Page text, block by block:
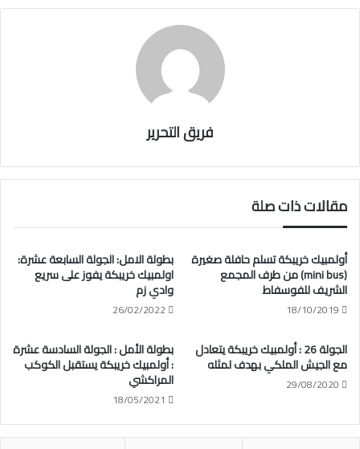
فريق التحرير
مقالات ذات صلة
أولمبيك خريبكة تسلم حافلة صغيرة
(mini bus) من طرف المجمع
الشريف للفوسفاط
18/10/2019
بطولة الامل: الجولة السابعة عشرة:
اولمبيك خريبكة يفوز على سريع
وادي زم
26/02/2022
الجولة 26 : أولمبيك خريبكة يتعادل
مع الجيش الملكي بهدف لمثله
29/08/2020
بطولة الأمل : الجولة السادسة عشرة
: أولمبيك خريبكة يستقبل الكوكب
المراكشي
18/05/2021